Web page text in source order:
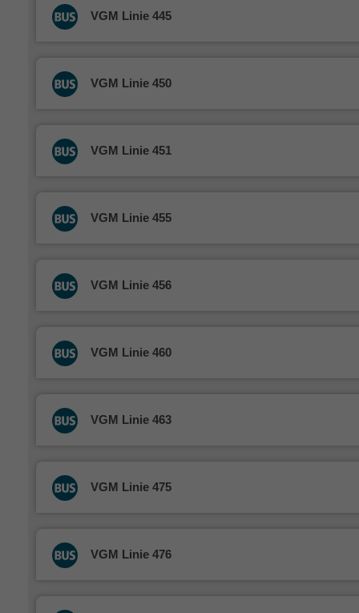
VGM Linie 445
VGM Linie 450
VGM Linie 451
VGM Linie 455
VGM Linie 456
VGM Linie 460
VGM Linie 463
VGM Linie 475
VGM Linie 476